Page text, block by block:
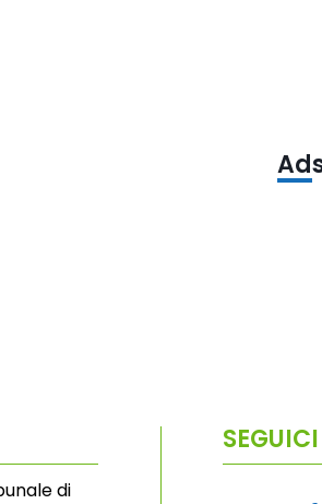
di
SEGUICI